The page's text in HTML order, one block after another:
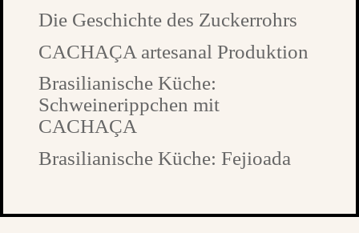
Die Geschichte des Zuckerrohrs
CACHAÇA artesanal Produktion
Brasilianische Küche:
Schweinerippchen mit
CACHAÇA
Brasilianische Küche: Fejioada